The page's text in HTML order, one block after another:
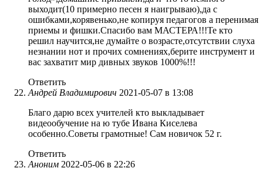
выходит(10 примерно песен я наигрываю),да с
ошибками,корявенько,не копируя педагогов а перенимая
приемы и фишки.Спасибо вам МАСТЕРА!!!Те кто
решил научится,не думайте о возрасте,отсутствии слуха
незнании нот и прочих сомнениях,берите инструмент и
вас захватит мир дивных звуков 1000%!!!
Ответить
Андрей Владимирович 2021-05-07 в 13:08
Благо дарю всех учителей кто выкладывает
видеообучение на ю тубе Ивана Киселева
особенно.Советы грамотные! Сам новичок 52 г.
Ответить
Аноним 2022-05-06 в 22:26